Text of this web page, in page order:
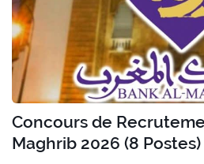
Concours de
Maghrib 2026 (8 Postes)